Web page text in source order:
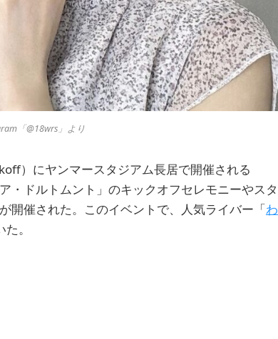
「@18wrs」より
）にヤンマースタジアム長居で開催される
・ドルトムント」のキックオフセレモニーやスタ
開催された。このイベントで、人気ライバー「わ
。